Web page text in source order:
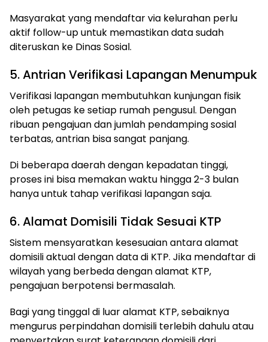
Masyarakat yang mendaftar via kelurahan perlu
aktif follow-up untuk memastikan data sudah
diteruskan ke Dinas Sosial.
5. Antrian Verifikasi Lapangan Menumpuk
Verifikasi lapangan membutuhkan kunjungan fisik
oleh petugas ke setiap rumah pengusul. Dengan
ribuan pengajuan dan jumlah pendamping sosial
terbatas, antrian bisa sangat panjang.
Di beberapa daerah dengan kepadatan tinggi,
proses ini bisa memakan waktu hingga 2-3 bulan
hanya untuk tahap verifikasi lapangan saja.
6. Alamat Domisili Tidak Sesuai KTP
Sistem mensyaratkan kesesuaian antara alamat
domisili aktual dengan data di KTP. Jika mendaftar di
wilayah yang berbeda dengan alamat KTP,
pengajuan berpotensi bermasalah.
Bagi yang tinggal di luar alamat KTP, sebaiknya
mengurus perpindahan domisili terlebih dahulu atau